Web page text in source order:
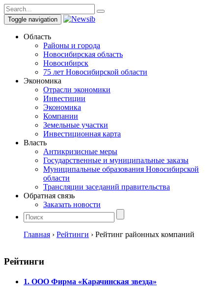
Toggle navigation
Область
Районы и города
Новосибирская область
Новосибирск
75 лет Новосибирской области
Экономика
Отрасли экономики
Инвестиции
Экономика
Компании
Земельные участки
Инвестиционная карта
Власть
Антикризисные меры
Государственные и муниципальные заказы
Муниципальные образования Новосибирской
области
Трансляции заседаний правительства
Обратная связь
Заказать новости
Главная › Рейтинги › Рейтинг районных компаний
Рейтинги
1. ООО Фирма «Карачинская звезда»